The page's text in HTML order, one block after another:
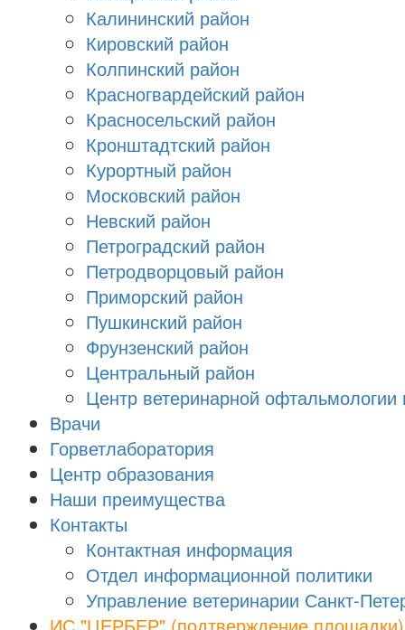
Калининский район
Кировский район
Колпинский район
Красногвардейский район
Красносельский район
Кронштадтский район
Курортный район
Московский район
Невский район
Петроградский район
Петродворцовый район
Приморский район
Пушкинский район
Фрунзенский район
Цeнтральный район
Центр ветеринарной
Врачи
Горветлаборатория
Центр образования
Наши преимущества
Контакты
Контактная информация
Отдел информационной политики
Управление ветеринарии Санкт-